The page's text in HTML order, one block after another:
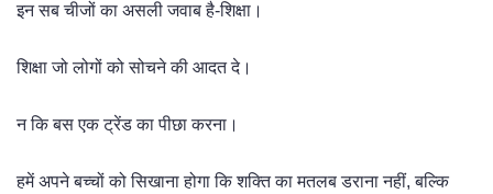
इन सब चीजों का असली जवाब है-शिक्षा।
शिक्षा जो लोगों को सोचने की आदत दे।
न कि बस एक ट्रेंड का पीछा करना।
हमें अपने बच्चों को सिखाना होगा कि शक्ति का मतलब डराना नहीं, बल्कि